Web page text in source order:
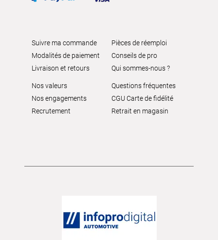
Suivre ma commande
Modalités de paiement
Livraison et retours
Pièces de réemploi
Conseils de pro
Qui sommes-nous ?
Nos valeurs
Nos engagements
Recrutement
Questions fréquentes
CGU Carte de fidélité
Retrait en magasin